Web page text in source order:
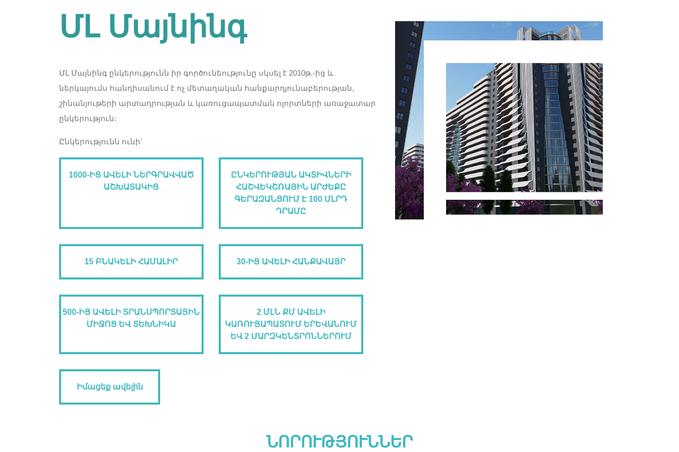
ՄԼ Մայնինգ
ՄԼ Մայնինգ ընկերությունն իր գործունեությունը սկսել է 2010թ.-ից և
ներկայումս հանդիսանում է ոչ մետաղական հանքարդյունաբերության,
շինանյութերի արտադրության և կառուցապատման ոլորտների առաջատար
ընկերություն։
Ընկերությունն ունի՝
1000-ԻՑ ԱՎԵԼԻ ՆԵՐԳՐԱՎՎԱԾ
ԱՇԽԱՏԱԿԻՑ
ԸՆԿԵՐՈՒԹՅԱՆ ԱԿՏԻՎՆԵՐԻ
ՀԱՇՎԵԿՇՌԱՅԻՆ ԱՐԺԵՔԸ
ԳԵՐԱԶԱՆՑՈՒՄ Է 100 ՄԼՐԴ
ԴՐԱՄԸ
15 ԲՆԱԿԵԼԻ ՀԱՄԱԼԻՐ 30-ԻՑ ԱՎԵԼԻ ՀԱՆՔԱՎԱՅՐ
500-ԻՑ ԱՎԵԼԻ ՏՐԱՆՍՊՈՐՏԱՅԻՆ
ՄԻՋՈՑ ԵՎ ՏԵԽՆԻԿԱ
2 ՄԼՆ ՔՄ ԱՎԵԼԻ
ԿԱՌՈՒՑԱՊԱՏՈՒՄ ԵՐԵՎԱՆՈՒՄ
ԵՎ 2 ՄԱՐԶԿԵՆՏՐՈՆՆԵՐՈՒՄ
Իմացեք ավելին
ՆՈՐՈՒԹՅՈՒՆՆԵՐ